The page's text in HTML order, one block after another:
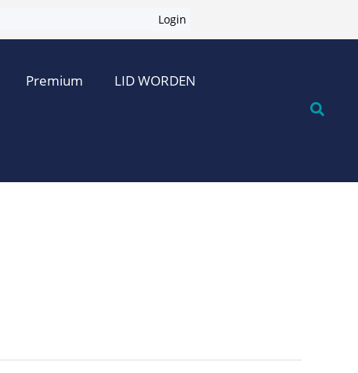
Login
Premium LID WORDEN